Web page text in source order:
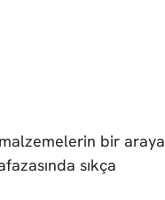
bir araya
sıkça